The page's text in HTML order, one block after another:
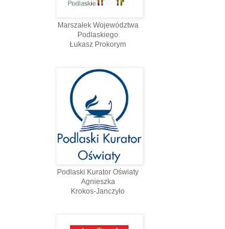
Marszałek Województwa
Podlaskiego
Łukasz Prokorym
Podlaski Kurator Oświaty
Agnieszka
Krokos-Janczyło